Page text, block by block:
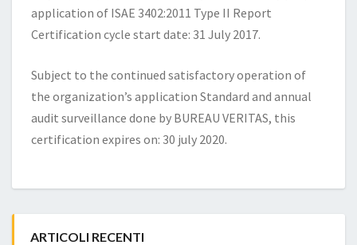
application of ISAE 3402:2011 Type II Report
Certification cycle start date: 31 July 2017.
Subject to the continued satisfactory operation of
the organization’s application Standard and annual
audit surveillance done by BUREAU VERITAS, this
certification expires on: 30 july 2020.
ARTICOLI RECENTI